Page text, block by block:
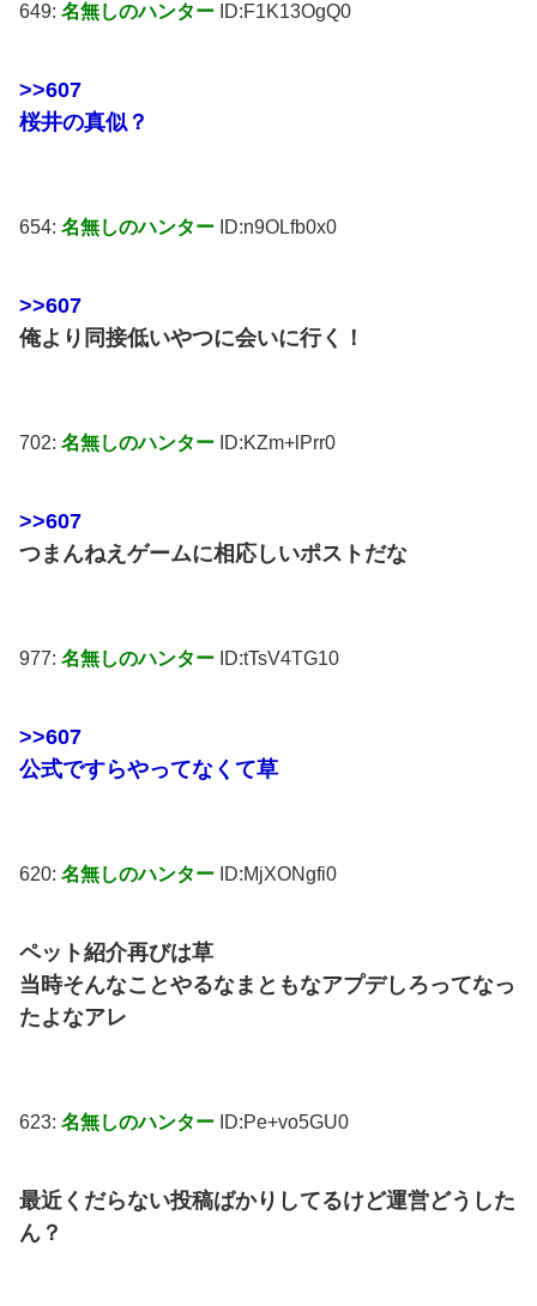
649: 名無しのハンター ID:F1K13OgQ0
>>607
桜井の真似？
654: 名無しのハンター ID:n9OLfb0x0
>>607
俺より同接低いやつに会いに行く！
702: 名無しのハンター ID:KZm+lPrr0
>>607
つまんねえゲームに相応しいポストだな
977: 名無しのハンター ID:tTsV4TG10
>>607
公式ですらやってなくて草
620: 名無しのハンター ID:MjXONgfi0
ペット紹介再びは草
当時そんなことやるなまともなアプデしろってなっ
たよなアレ
623: 名無しのハンター ID:Pe+vo5GU0
最近くだらない投稿ばかりしてるけど運営どうした
ん？